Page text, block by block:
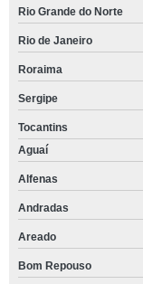
Rio Grande do Norte
Rio de Janeiro
Roraima
Sergipe
Tocantins
Aguaí
Alfenas
Andradas
Areado
Bom Repouso